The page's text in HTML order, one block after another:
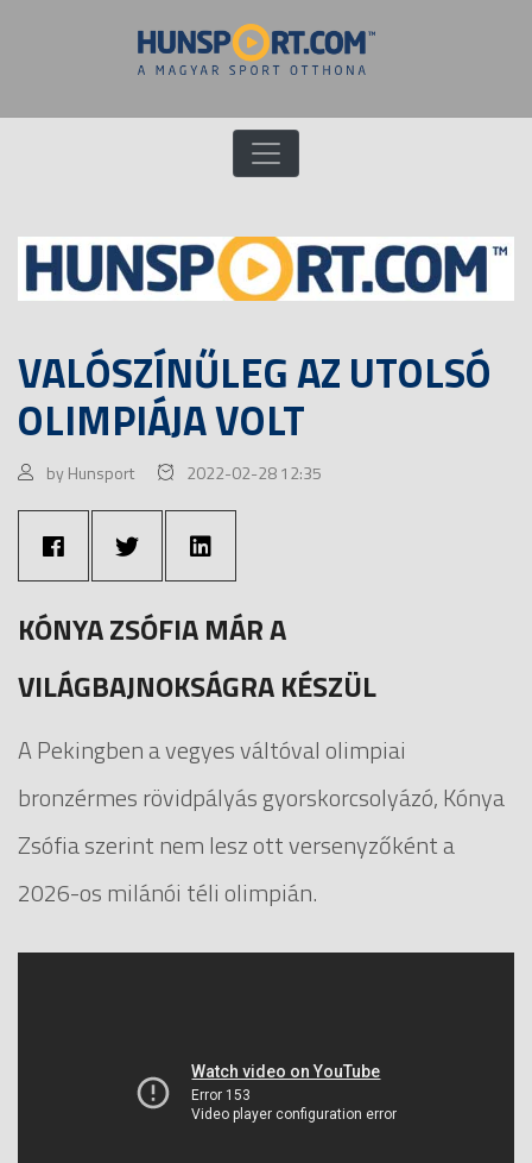
VALÓSZÍNŰLEG AZ UTOLSÓ
OLIMPIÁJA VOLT
by Hunsport 2022-02-28 12:35
KÓNYA ZSÓFIA MÁR A
VILÁGBAJNOKSÁGRA KÉSZÜL
A Pekingben a vegyes váltóval olimpiai
bronzérmes rövidpályás gyorskorcsolyázó, Kónya
Zsófia szerint nem lesz ott versenyzőként a
2026-os milánói téli olimpián.